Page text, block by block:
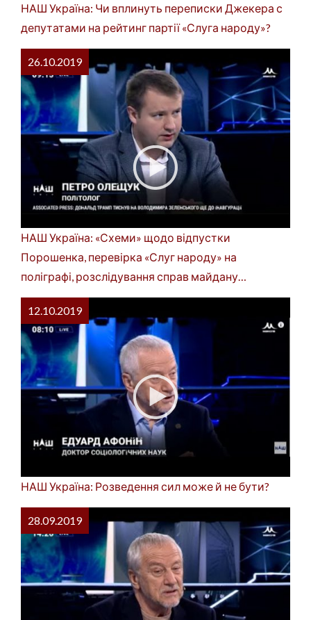
НАШ Україна: Чи вплинуть переписки Джекера с
депутатами на рейтинг партії «Слуга народу»?
26.10.2019
НАШ Україна: «Схеми» щодо відпустки
Порошенка, перевірка «Слуг народу» на
поліграфі, розслідування справ майдану…
12.10.2019
НАШ Україна: Розведення сил може й не бути?
28.09.2019